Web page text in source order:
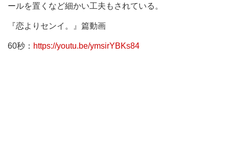
ールを置くなど細かい工夫もされている。
『恋よりセンイ。』篇動画
60秒： https://youtu.be/ymsirYBKs84